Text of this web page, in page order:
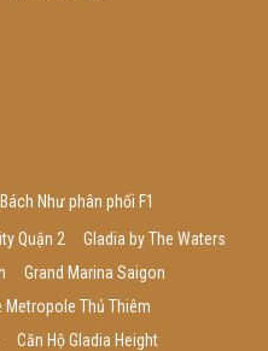
Như phân phối F1
Quận 2
Gladia by The Waters
Grand Marina Saigon
Metropole Thủ Thiêm
Căn Hộ Gladia Height